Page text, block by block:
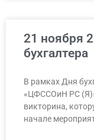
21 ноября
бухгалтера
В рамках Дня
«ЦФССОиН РС (Я)»
викторина,
начале